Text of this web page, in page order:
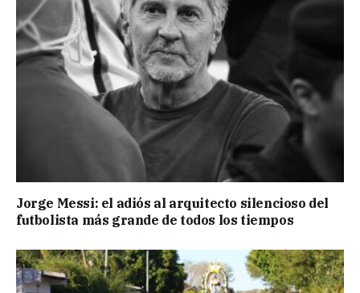
Jorge Messi: el adiós al arquitecto silencioso del
futbolista más grande de todos los tiempos